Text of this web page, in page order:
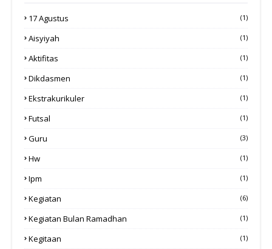
17 Agustus (1)
Aisyiyah (1)
Aktifitas (1)
Dikdasmen (1)
Ekstrakurikuler (1)
Futsal (1)
Guru (3)
Hw (1)
Ipm (1)
Kegiatan (6)
Kegiatan Bulan Ramadhan (1)
Kegitaan (1)